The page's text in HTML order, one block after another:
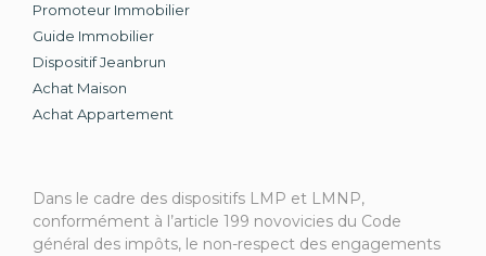
Promoteur Immobilier
Guide Immobilier
Dispositif Jeanbrun
Achat Maison
Achat Appartement
Dans le cadre des dispositifs LMP et LMNP,
conformément à l’article 199 novovicies du Code
général des impôts, le non-respect des engagements